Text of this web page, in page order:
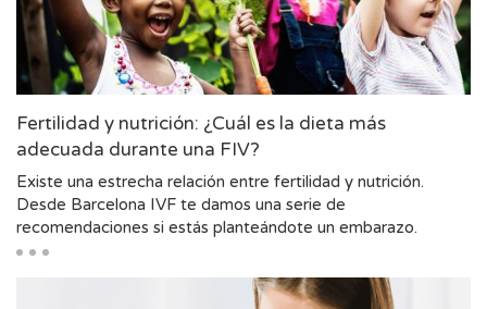
Fertilidad y nutrición: ¿Cuál es la dieta más
adecuada durante una FIV?
Existe una estrecha relación entre fertilidad y nutrición.
Desde Barcelona IVF te damos una serie de
recomendaciones si estás planteándote un embarazo.